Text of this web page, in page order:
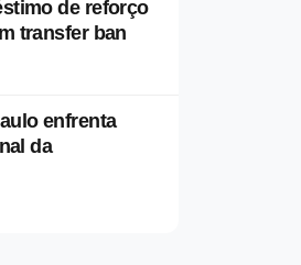
de reforço
transfer ban
enfrenta
da